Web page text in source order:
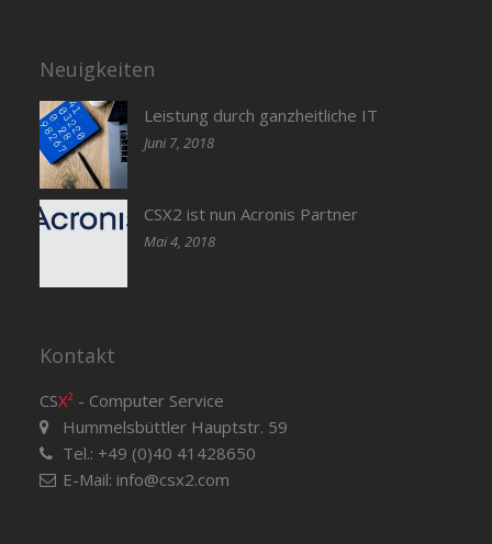
Neuigkeiten
Leistung durch ganzheitliche IT
Juni 7, 2018
CSX2 ist nun Acronis Partner
Mai 4, 2018
Kontakt
CSX² - Computer Service
Hummelsbüttler Hauptstr. 59
Tel.: +49 (0)40 41428650
E-Mail: info@csx2.com